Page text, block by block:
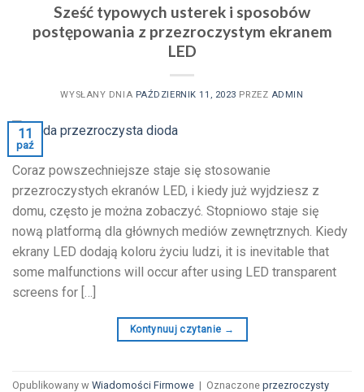
Sześć typowych usterek i sposobów
postępowania z przezroczystym ekranem
LED
WYSŁANY DNIA PAŹDZIERNIK 11, 2023 PRZEZ ADMIN
11
paź
Coraz powszechniejsze staje się stosowanie
przezroczystych ekranów LED, i kiedy już wyjdziesz z
domu, często je można zobaczyć. Stopniowo staje się
nową platformą dla głównych mediów zewnętrznych. Kiedy
ekrany LED dodają koloru życiu ludzi, it is inevitable that
some malfunctions will occur after using LED transparent
screens for […]
Kontynuuj czytanie →
Opublikowany w Wiadomości Firmowe | Oznaczone przezroczysty